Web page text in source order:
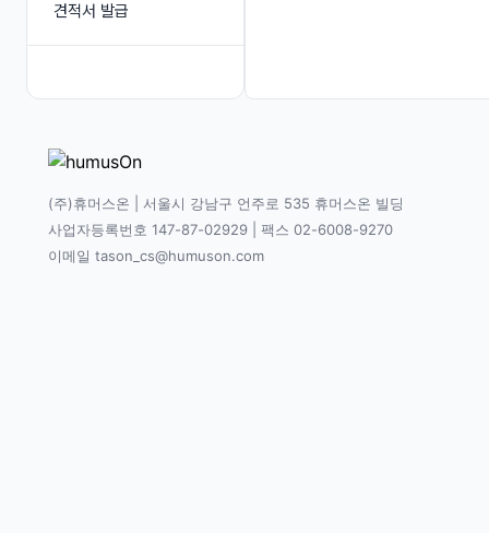
견적서 발급
(주)휴머스온 | 서울시 강남구 언주로 535 휴머스온 빌딩
사업자등록번호 147-87-02929 | 팩스 02-6008-9270
이메일 tason_cs@humuson.com